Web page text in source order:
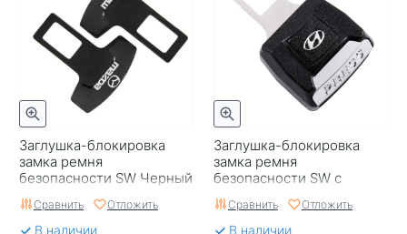
Заглушка-блокировка
замка ремня
безопасности SW Черный
90*55мм 2шт Mazda
Сравнить Отложить
В наличии
Заглушка-блокировка
замка ремня
безопасности SW с
защелкой для ремня
90*55мм 1шт Hyundai
Сравнить Отложить
В наличии